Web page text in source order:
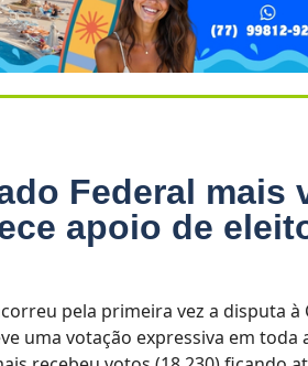
Federal mais
apoio de
pela primeira vez a disputa à
uma votação expressiva em toda